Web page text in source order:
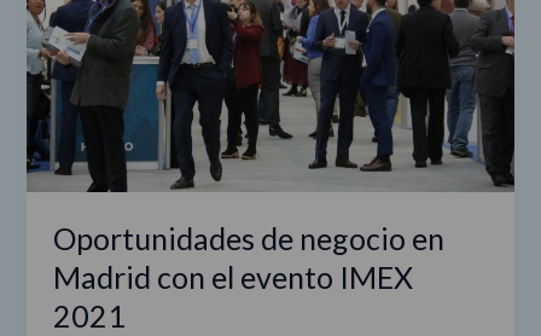
Oportunidades de negocio en
Madrid con el evento IMEX
2021
con
el
evento
IMEX
2021